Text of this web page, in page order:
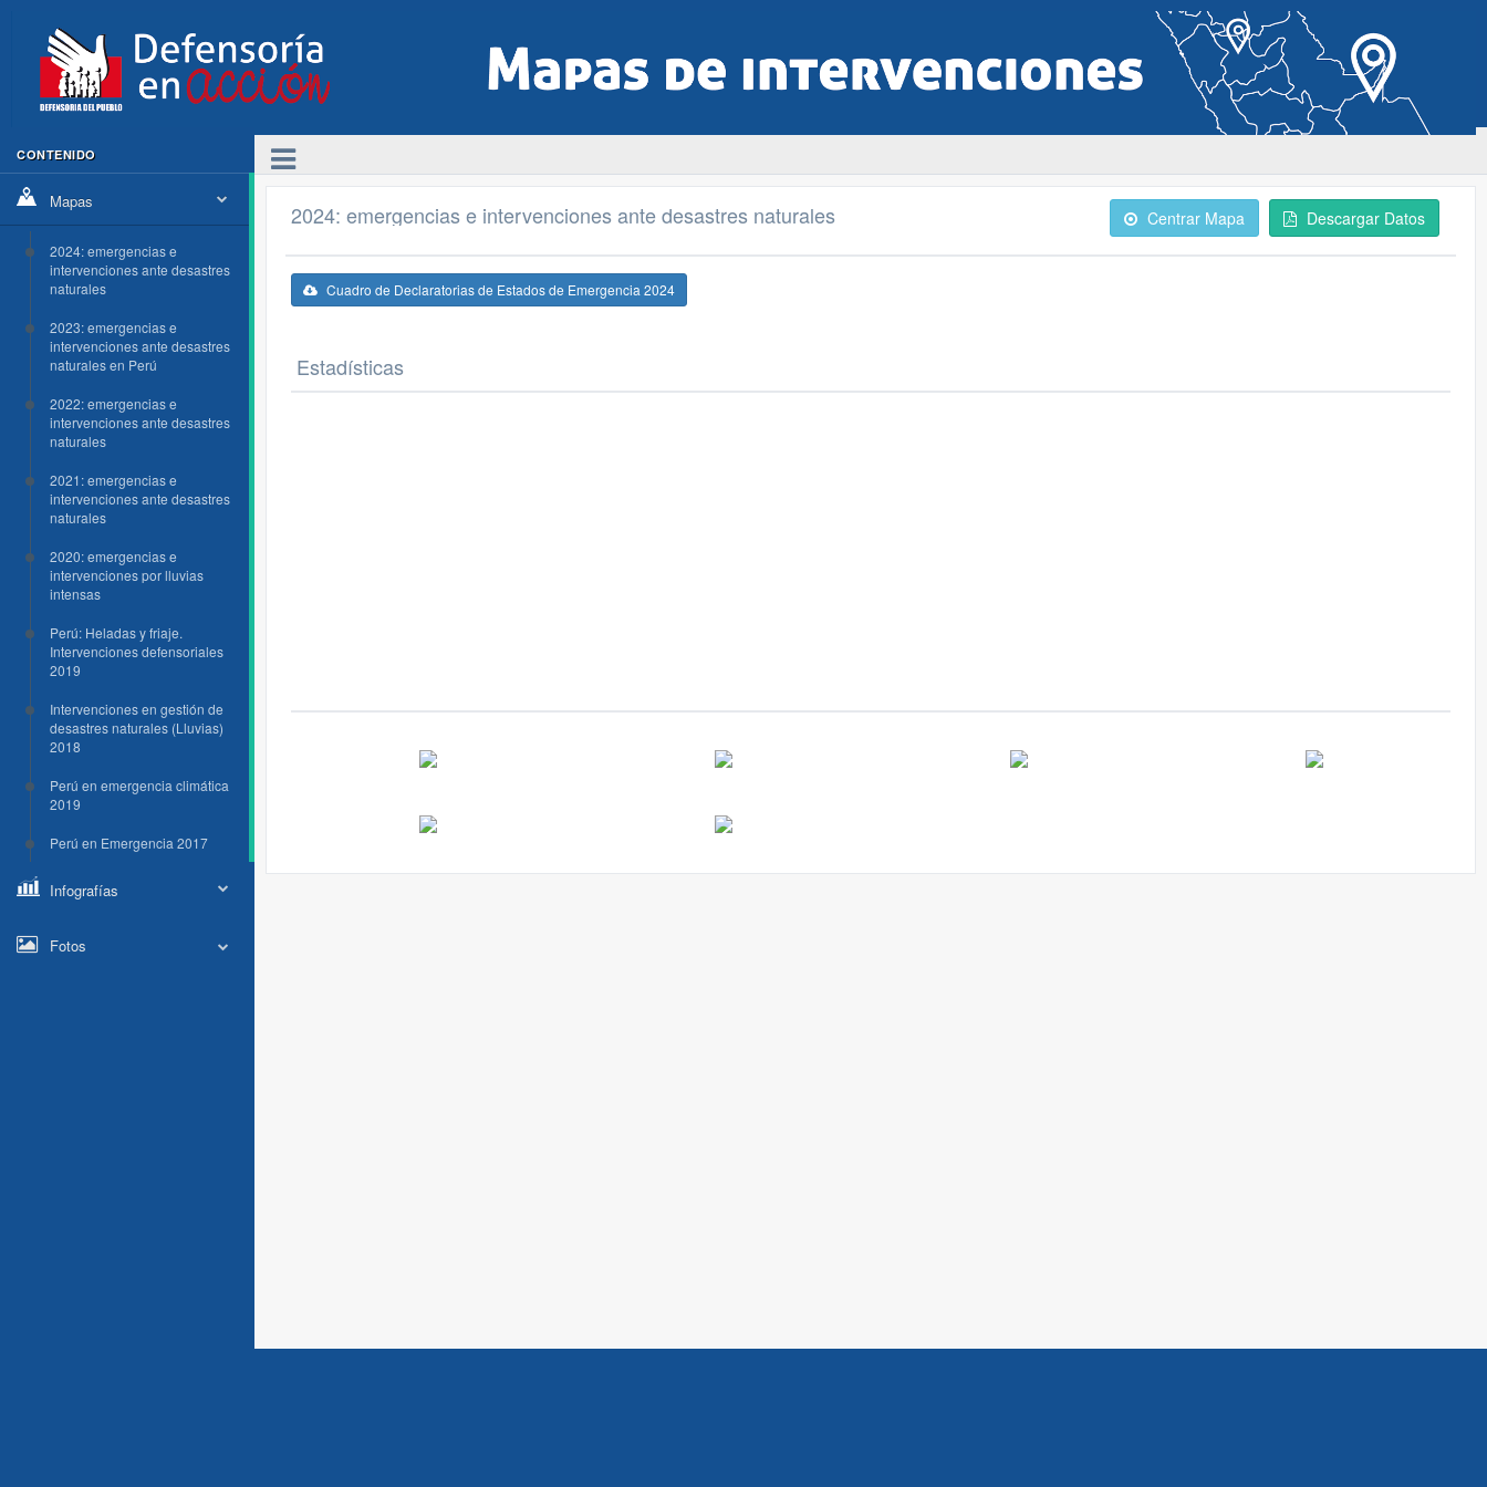
CONTENIDO
Mapas
2024: emergencias e
intervenciones ante desastres
naturales
2023: emergencias e
intervenciones ante desastres
naturales en Perú
2022: emergencias e
intervenciones ante desastres
naturales
2021: emergencias e
intervenciones ante desastres
naturales
2020: emergencias e
intervenciones por lluvias
intensas
Perú: Heladas y friaje.
Intervenciones defensoriales
2019
Intervenciones en gestión de
desastres naturales (Lluvias)
2018
Perú en emergencia climática
2019
Perú en Emergencia 2017
Infografías
Fotos
2024: emergencias e intervenciones ante desastres naturales Centrar Mapa Descargar Datos
Cuadro de Declaratorias de Estados de Emergencia 2024
Estadísticas